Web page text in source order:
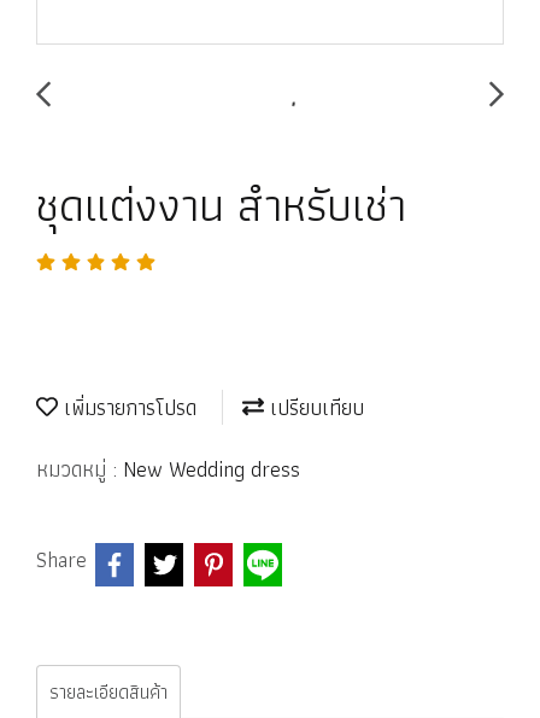
ชุดแต่งงาน สำหรับเช่า
เพิ่มรายการโปรด
เปรียบเทียบ
หมวดหมู่ : New Wedding dress
Share
รายละเอียดสินค้า